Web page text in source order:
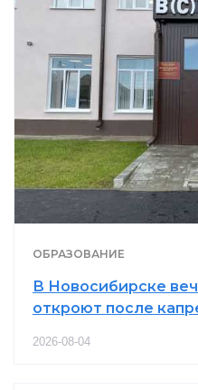
ОБРАЗОВАНИЕ
В Новосибирске
откроют после
2026-08-04